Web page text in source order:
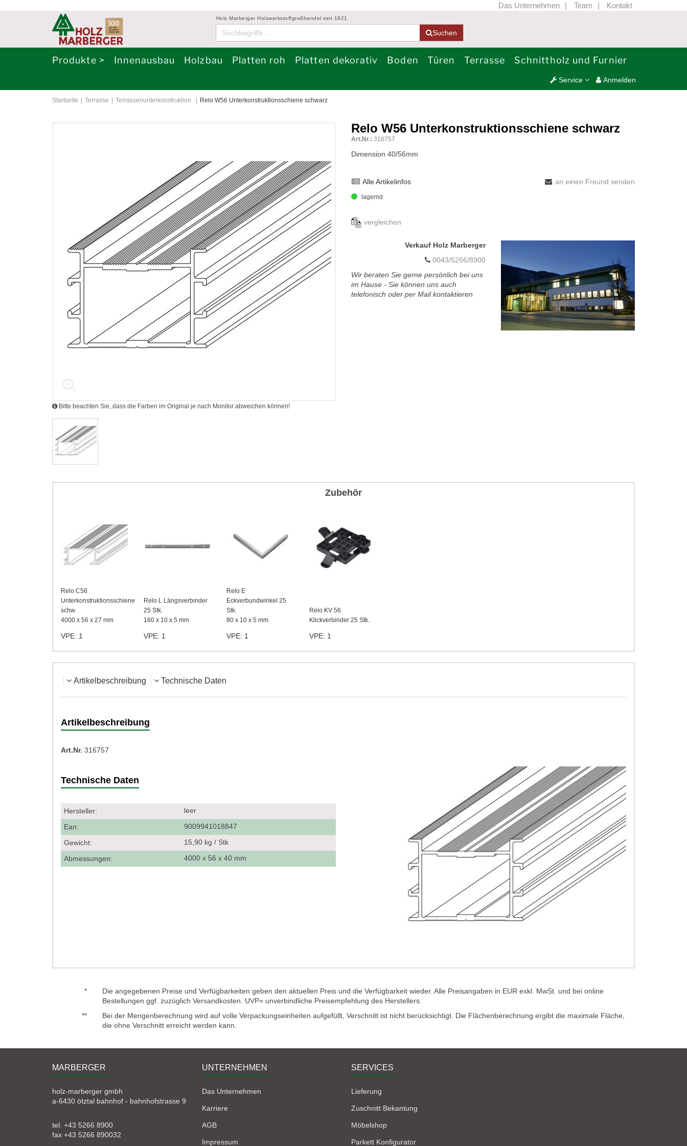
Das Unternehmen Team Kontakt
Holz Marberger Holzwerkstoffgroßhandel seit 1921
Suchen
Produkte > Innenausbau Holzbau Platten roh Platten dekorativ Boden Türen Terrasse Schnittholz und Furnier
Anmelden
Service
Startseite Terrasse Terrassenunterkonstruktion Relo W56 Unterkonstruktionsschiene schwarz
Bitte beachten Sie, dass die Farben im Original je nach Monitor abweichen können!
Relo W56 Unterkonstruktionsschiene schwarz
Art.Nr.: 316757
Dimension 40/56mm
Alle Artikelinfos an einen Freund senden
lagernd
vergleichen
Verkauf Holz Marberger
0043/5266/8900
Wir beraten Sie gerne persönlich bei uns
im Hause - Sie können uns auch
telefonisch oder per Mail kontaktieren
Zubehör
Relo C56
Unterkonstruktionsschiene
schw.
4000 x 56 x 27 mm
VPE: 1
Relo L Längsverbinder
25 Stk.
160 x 10 x 5 mm
VPE: 1
Relo E
Eckverbundwinkel 25
Stk.
80 x 10 x 5 mm
VPE: 1
Relo KV 56
Klickverbinder 25 Stk.
VPE: 1
Artikelbeschreibung Technische Daten
Artikelbeschreibung
Art.Nr. 316757
Technische Daten
Hersteller:
leer
Ean:
9009941018847
Gewicht:
15,90 kg / Stk
Abmessungen:
4000 x 56 x 40 mm
*
Die angegebenen Preise und Verfügbarkeiten geben den aktuellen Preis und die Verfügbarkeit wieder. Alle Preisangaben in EUR exkl. MwSt. und bei online
Bestellungen ggf. zuzüglich Versandkosten. UVP= unverbindliche Preisempfehlung des Herstellers.
**
Bei der Mengenberechnung wird auf volle Verpackungseinheiten aufgefüllt, Verschnitt ist nicht berücksichtigt. Die Flächenberechnung ergibt die maximale Fläche,
die ohne Verschnitt erreicht werden kann.
MARBERGER
holz-marberger gmbh
a-6430 ötztal bahnhof - bahnhofstrasse 9
tel. +43 5266 8900
fax +43 5266 890032
UNTERNEHMEN
Das Unternehmen
Karriere
AGB
Impressum
SERVICES
Lieferung
Zuschnitt Bekantung
Möbelshop
Parkett Konfigurator